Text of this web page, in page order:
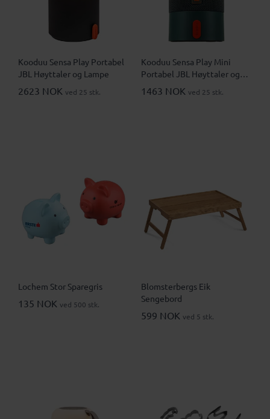
Kooduu Sensa Play Portabel
JBL Høyttaler og Lampe
2623 NOK ved 25 stk.
Kooduu Sensa Play Mini
Portabel JBL Høyttaler og
Lampe
1463 NOK ved 25 stk.
Lochem Stor Sparegris
135 NOK ved 500 stk.
Blomsterbergs Eik
Sengebord
599 NOK ved 5 stk.